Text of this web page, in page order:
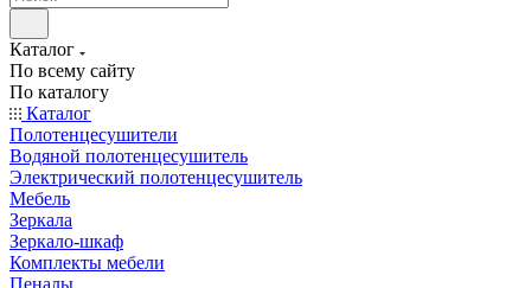
Каталог
По всему сайту
По каталогу
Каталог
Полотенцесушители
Водяной полотенцесушитель
Электрический полотенцесушитель
Мебель
Зеркала
Зеркало-шкаф
Комплекты мебели
Пеналы